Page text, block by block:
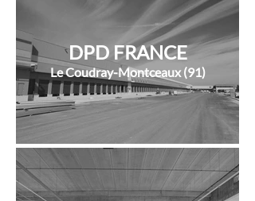
DPD FRANCE
Le Coudray-Montceaux (91)